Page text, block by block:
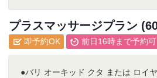
プラスマッサージプラン
即予約OK 前日16時まで予約可
●バリ オーキッド クタ または ロイ